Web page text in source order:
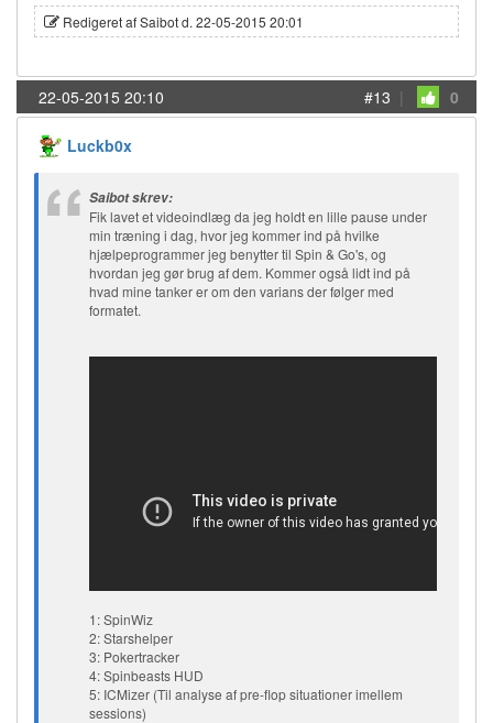
Redigeret af Saibot d. 22-05-2015 20:01
22-05-2015 20:10 #13 | 0
Luckb0x
Saibot skrev:
Fik lavet et videoindlæg da jeg holdt en lille pause under
min træning i dag, hvor jeg kommer ind på hvilke
hjælpeprogrammer jeg benytter til Spin & Go's, og
hvordan jeg gør brug af dem. Kommer også lidt ind på
hvad mine tanker er om den varians der følger med
formatet.
1: SpinWiz
2: Starshelper
3: Pokertracker
4: Spinbeasts HUD
5: ICMizer (Til analyse af pre-flop situationer imellem
sessions)